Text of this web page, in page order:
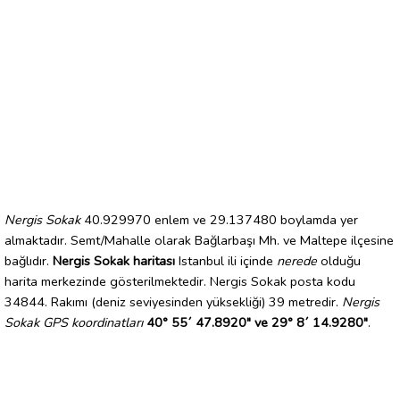
Nergis Sokak40.929970 enlem ve 29.137480 boylamda yer
almaktadır. Semt/Mahalle olarak Bağlarbaşı Mh. ve Maltepe ilçesine
bağlıdır. Nergis Sokak haritası Istanbul ili içinde nerede olduğu
harita merkezinde gösterilmektedir. Nergis Sokak posta kodu
34844. Rakımı (deniz seviyesinden yüksekliği) 39 metredir. Nergis
Sokak GPS koordinatları 40° 55´ 47.8920" ve 29° 8´ 14.9280".